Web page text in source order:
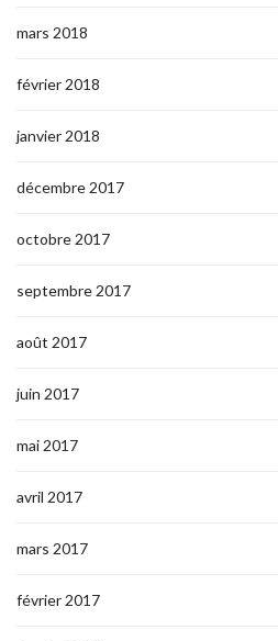
mars 2018
février 2018
janvier 2018
décembre 2017
octobre 2017
septembre 2017
août 2017
juin 2017
mai 2017
avril 2017
mars 2017
février 2017